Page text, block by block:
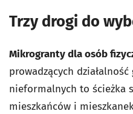
Trzy drogi do
Mikrogranty dla osób
prowadzących
nieformalnych to ścieżka
mieszkańców i